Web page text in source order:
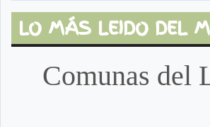
LO MÁS LEIDO DEL
Comunas del